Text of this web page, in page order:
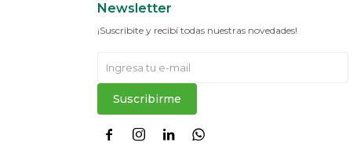
Newsletter
¡Suscribite y recibí todas nuestras novedades!
Suscribirme
   